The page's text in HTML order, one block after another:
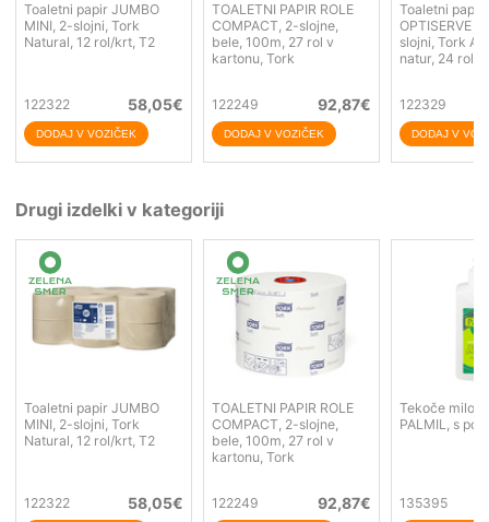
Toaletni papir JUMBO
MINI, 2-slojni, Tork
Natural, 12 rol/krt, T2
122322 58,05€
TOALETNI PAPIR ROLE
COMPACT, 2-slojne,
bele, 100m, 27 rol v
kartonu, Tork
122249 92,87€
Toaletni papir
OPTISERVE
slojni, Tork
natur, 24 rol/
122329
Drugi izdelki v kategoriji
Toaletni papir JUMBO
MINI, 2-slojni, Tork
Natural, 12 rol/krt, T2
122322 58,05€
TOALETNI PAPIR ROLE
COMPACT, 2-slojne,
bele, 100m, 27 rol v
kartonu, Tork
122249 92,87€
Tekoče milo
PALMIL, s
135395